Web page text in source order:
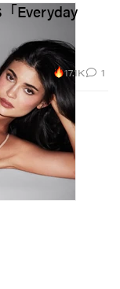
Everyday
17.1K 1